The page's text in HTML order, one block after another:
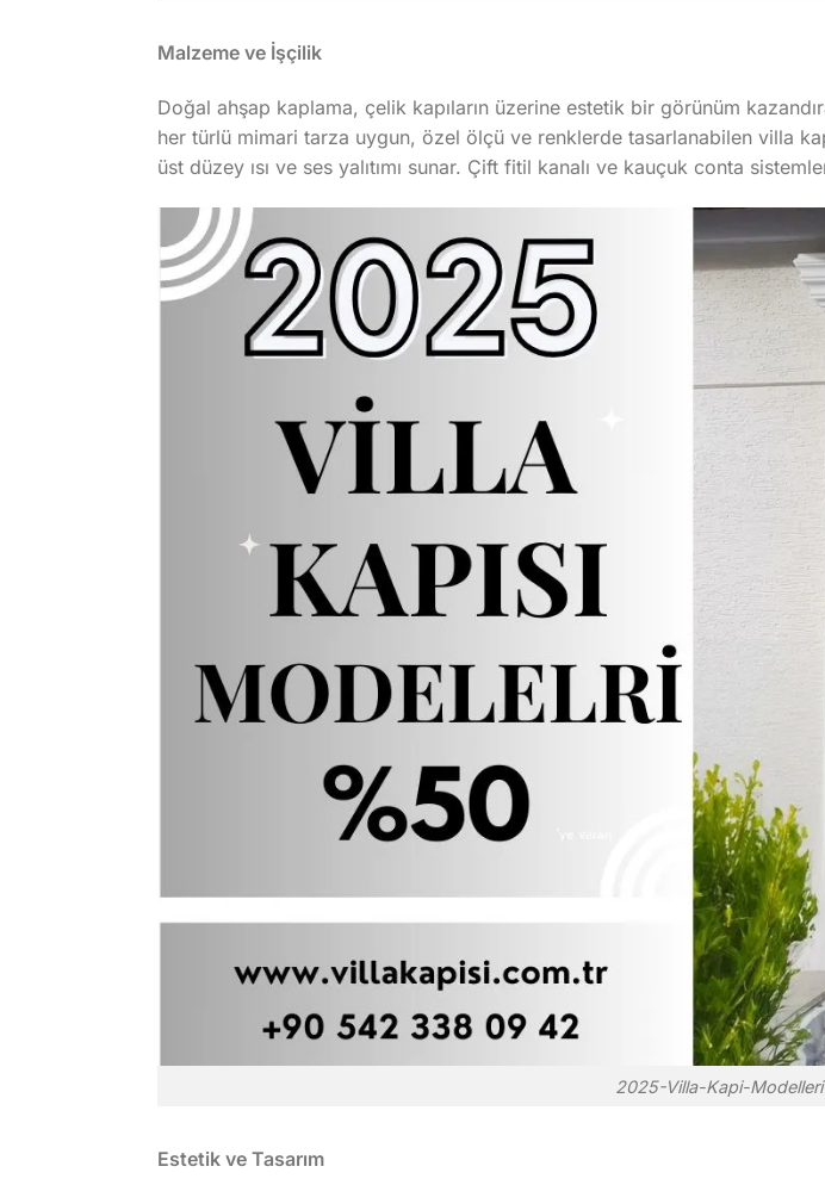
Malzeme ve İşçilik
Doğal ahşap kaplama, çelik kapıların üzerine estetik bir görünüm
her türlü mimari tarza uygun, özel ölçü ve renklerde tasarlanabilen villa
üst düzey ısı ve ses yalıtımı sunar. Çift fitil kanalı ve kauçuk conta
2025-Villa-Kapi-
Estetik ve Tasarım